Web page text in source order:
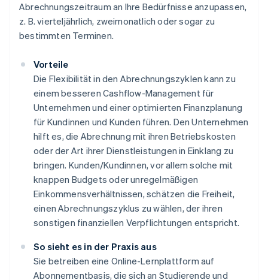
Abrechnungszeitraum an Ihre Bedürfnisse anzupassen,
z. B. vierteljährlich, zweimonatlich oder sogar zu
bestimmten Terminen.
Vorteile
Die Flexibilität in den Abrechnungszyklen kann zu
einem besseren Cashflow-Management für
Unternehmen und einer optimierten Finanzplanung
für Kundinnen und Kunden führen. Den Unternehmen
hilft es, die Abrechnung mit ihren Betriebskosten
oder der Art ihrer Dienstleistungen in Einklang zu
bringen. Kunden/Kundinnen, vor allem solche mit
knappen Budgets oder unregelmäßigen
Einkommensverhältnissen, schätzen die Freiheit,
einen Abrechnungszyklus zu wählen, der ihren
sonstigen finanziellen Verpflichtungen entspricht.
So sieht es in der Praxis aus
Sie betreiben eine Online-Lernplattform auf
Abonnementbasis, die sich an Studierende und